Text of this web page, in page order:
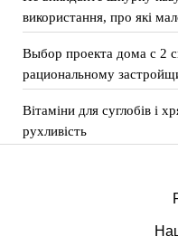
використання, про які
Выбор проекта дома с 2
рациональному
Вітаміни для суглобів і
рухливість